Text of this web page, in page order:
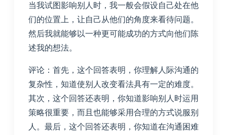
当我试图影响别人时，我一般会假设自己处在他
们的位置上，让自己从他们的角度来看待问题。
然后我就能够以一种更可能成功的方式向他们陈
述我的想法。
评论：首先，这个回答表明，你理解人际沟通的
复杂性，知道使别人改变看法具有一定的难度。
其次，这个回答还表明，你知道影响别人时运用
策略很重要，而且也能够采用合理的方式说服别
人。最后，这个回答还表明，你知道在沟通困难